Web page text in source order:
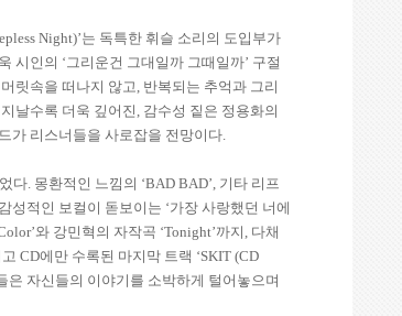
Night)’는 독특한 휘슬 소리의 도입부가
시인의 ‘그리운건 그대일까 그때일까’ 구절
릿속을 떠나지 않고, 반복되는 추억과 그리
날수록 더욱 깊어진, 감수성 짙은 정용화의
가 리스너들을 사로잡을 전망이다.
다. 몽환적인 느낌의 ‘BAD BAD’, 기타 리프
성적인 보컬이 돋보이는 ‘가장 사랑했던 너에
와 강민혁의 자작곡 ‘Tonight’까지 , 다채
CD에만 수록된 마지막 트랙 ‘SKIT (CD
은 자신들의 이야기를 소박하게 털어놓으며